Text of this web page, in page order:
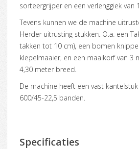
sorteergrijper en een verlenggiek van
Tevens kunnen we de machine uitrusten met diverse
Herder uitrusting stukken. O.a. een
takken tot 10 cm), een bomen
klepelmaaier, en een maaikorf van 3
4,30 meter breed.
De machine heeft een vast kantelstuk en staat op brede
600/45-22,5 banden.
Specificaties